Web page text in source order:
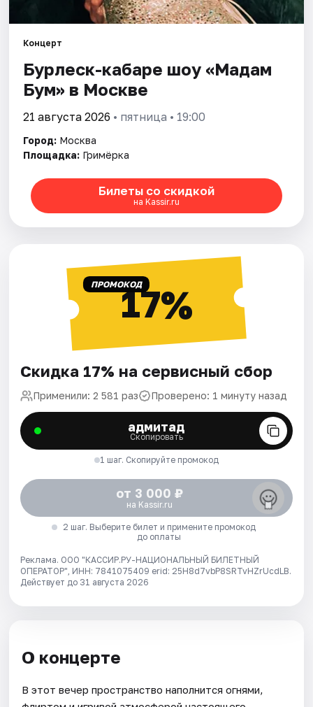
Концерт
Бурлеск-кабаре шоу «Мадам
Бум» в Москве
21 августа 2026 • пятница • 19:00
Город: Москва
Площадка: Гримёрка
Билеты со скидкой
на Kassir.ru
ПРОМОКОД17%
Скидка 17% на сервисный сбор
Применили: 2 581 раз Проверено: 1 минуту назад
адмитад
Скопировать
1 шаг. Скопируйте промокод
от 3 000 ₽
на Kassir.ru
2 шаг. Выберите билет и примените промокод
до оплаты
Реклама. ООО "КАССИР.РУ-НАЦИОНАЛЬНЫЙ БИЛЕТНЫЙ
ОПЕРАТОР", ИНН: 7841075409 erid: 25H8d7vbP8SRTvHZrUcdLB.
Действует до 31 августа 2026
О концерте
В этот вечер пространство наполнится огнями,